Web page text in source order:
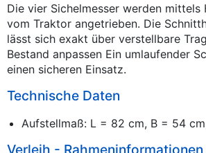
Die vier Sichelmesser werden
vom Traktor angetrieben. Die
lässt sich exakt über verstellbare
Bestand anpassen Ein umlaufender
einen sicheren Einsatz.
Technische Daten
Aufstellmaß: L = 82 cm, B = 54
Verleih - Rahmeninformationen